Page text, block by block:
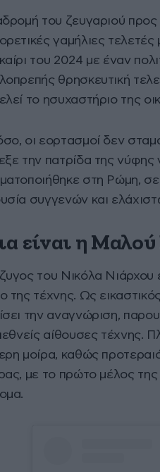
του ζευγαριού προς
γαμήλιες
του 2024 με έναν
θρησκευτική
το ησυχαστήριο της
οι εορτασμοί δεν
την πατρίδα της νύφης
στη Ρώμη,
συγγενών και
είναι η
του Νικόλα Νιάρχου
της τέχνης. Ως
την αναγνώριση,
αίθουσες τέχνης.
μοίρα, καθώς
με το πρώτο μέλος της